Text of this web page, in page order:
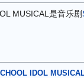
MUSICAL是音乐剧
IDOL